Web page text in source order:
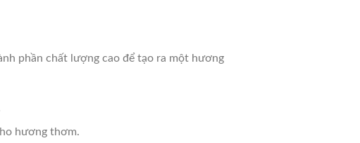
phần chất lượng cao để tạo ra một hương
hương thơm.